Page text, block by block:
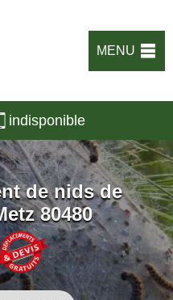
MENU
indisponible
de nids de
80480